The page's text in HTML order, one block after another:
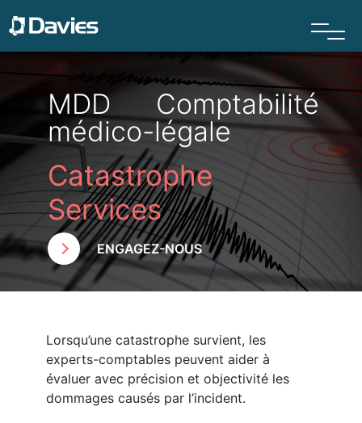
MDD Comptabilité
médico-légale
Catastrophe
Services
ENGAGEZ-NOUS
Lorsqu’une catastrophe survient, les
experts-comptables peuvent aider à
évaluer avec précision et objectivité les
dommages causés par l’incident.